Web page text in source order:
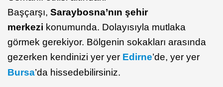
Başçarşı, Saraybosna’nın şehir
merkezi konumunda. Dolayısıyla mutlaka
görmek gerekiyor. Bölgenin sokakları arasında
gezerken kendinizi yer yer Edirne’de, yer yer
Bursa’da hissedebilirsiniz.